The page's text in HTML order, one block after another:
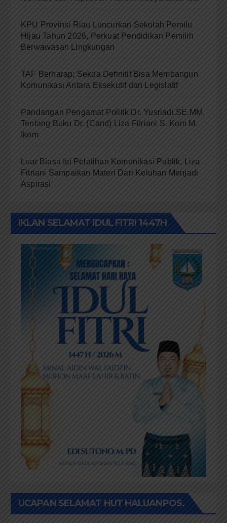
KPU Provinsi Riau Luncurkan Sekolah Pemilu
Hijau Tahun 2026, Perkuat Pendidikan Pemilih
Berwawasan Lingkungan
TAF Berharap; Sekda Definitif Bisa Membangun
Komunikasi Antara Eksekutif dan Legislatif
Pandangan Pengamat Politik Dr. Yusriadi.SE.MM,
Tentang Buku Dr. (Cand) Liza Fitriani S. Kom M.
Ikom
Luar Biasa Isi Pelatihan Komunikasi Publik, Liza
Fitriani Sampaikan Materi Dari Keluhan Menjadi
Aspirasi
IKLAN SELAMAT IDUL FITRI 1447H
UCAPAN SELAMAT HUT HALUANPOS.